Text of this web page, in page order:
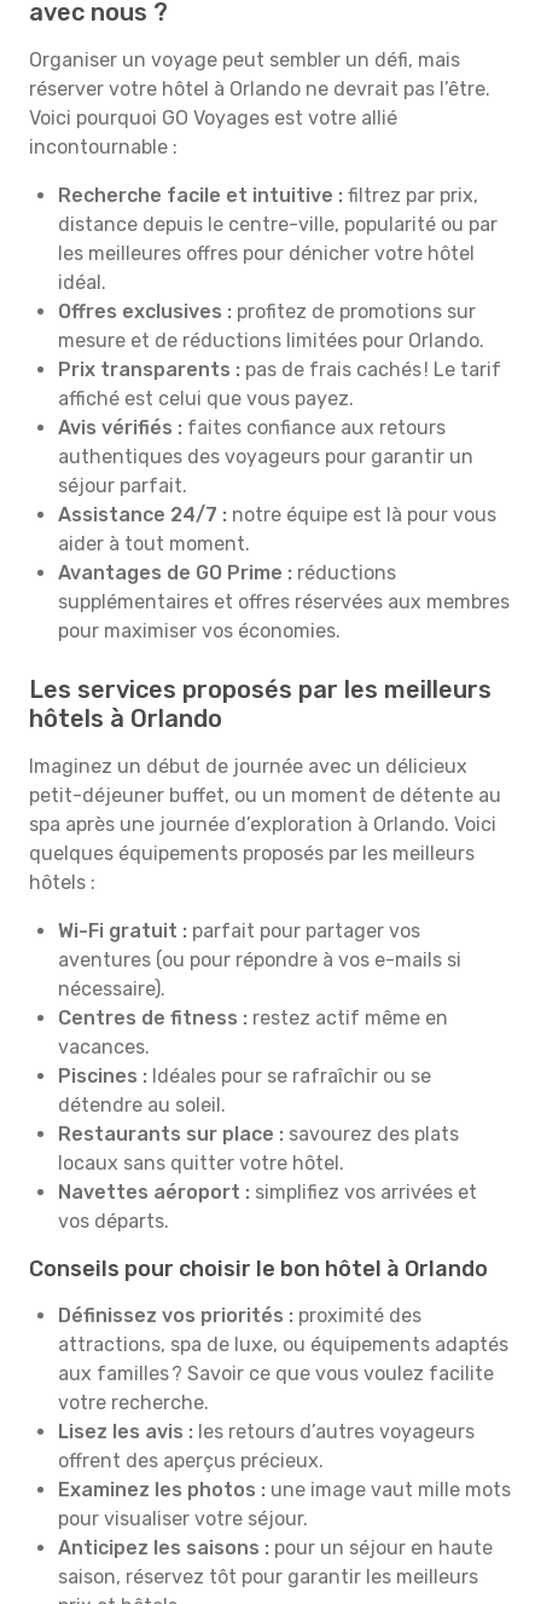
avec nous ?
Organiser un voyage peut sembler un défi, mais
réserver votre hôtel à Orlando ne devrait pas l’être.
Voici pourquoi GO Voyages est votre allié
incontournable :
Recherche facile et intuitive : filtrez par prix,
distance depuis le centre-ville, popularité ou par
les meilleures offres pour dénicher votre hôtel
idéal.
Offres exclusives : profitez de promotions sur
mesure et de réductions limitées pour Orlando.
Prix transparents : pas de frais cachés ! Le tarif
affiché est celui que vous payez.
Avis vérifiés : faites confiance aux retours
authentiques des voyageurs pour garantir un
séjour parfait.
Assistance 24/7 : notre équipe est là pour vous
aider à tout moment.
Avantages de GO Prime : réductions
supplémentaires et offres réservées aux membres
pour maximiser vos économies.
Les services proposés par les meilleurs
hôtels à Orlando
Imaginez un début de journée avec un délicieux
petit-déjeuner buffet, ou un moment de détente au
spa après une journée d’exploration à Orlando. Voici
quelques équipements proposés par les meilleurs
hôtels :
Wi-Fi gratuit : parfait pour partager vos
aventures (ou pour répondre à vos e-mails si
nécessaire).
Centres de fitness : restez actif même en
vacances.
Piscines : Idéales pour se rafraîchir ou se
détendre au soleil.
Restaurants sur place : savourez des plats
locaux sans quitter votre hôtel.
Navettes aéroport : simplifiez vos arrivées et
vos départs.
Conseils pour choisir le bon hôtel à Orlando
Définissez vos priorités : proximité des
attractions, spa de luxe, ou équipements adaptés
aux familles ? Savoir ce que vous voulez facilite
votre recherche.
Lisez les avis : les retours d’autres voyageurs
offrent des aperçus précieux.
Examinez les photos : une image vaut mille mots
pour visualiser votre séjour.
Anticipez les saisons : pour un séjour en haute
saison, réservez tôt pour garantir les meilleurs